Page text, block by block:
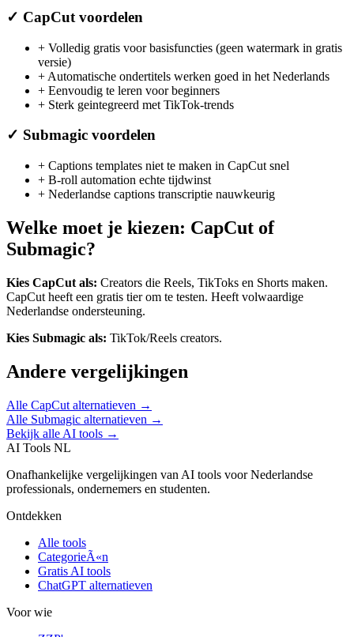
✓ CapCut voordelen
+ Volledig gratis voor basisfuncties (geen watermark in gratis
versie)
+ Automatische ondertitels werken goed in het Nederlands
+ Eenvoudig te leren voor beginners
+ Sterk geintegreerd met TikTok-trends
✓ Submagic voordelen
+ Captions templates niet te maken in CapCut snel
+ B-roll automation echte tijdwinst
+ Nederlandse captions transcriptie nauwkeurig
Welke moet je kiezen: CapCut of
Submagic?
Kies CapCut als: Creators die Reels, TikToks en Shorts maken.
CapCut heeft een gratis tier om te testen. Heeft volwaardige
Nederlandse ondersteuning.
Kies Submagic als: TikTok/Reels creators.
Andere vergelijkingen
Alle CapCut alternatieven →
Alle Submagic alternatieven →
Bekijk alle AI tools →
AI Tools NL
Onafhankelijke vergelijkingen van AI tools voor Nederlandse
professionals, ondernemers en studenten.
Ontdekken
Alle tools
CategorieÃ«n
Gratis AI tools
ChatGPT alternatieven
Voor wie